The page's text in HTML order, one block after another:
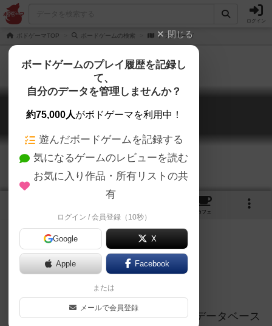
ログイン
ボドゲーマTOP ボードゲームの検索 ドラグサーガ
ドラグサーガ
Dragsaga
カフェ
ドラゴン バトルロイヤル
ご協力ください
このページは情報が不足しています。データベース
閉じる
ボードゲームのプレイ履歴を記録し
て、
自分のデータを管理しませんか？
約75,000人がボドゲーマを利用中！
遊んだボードゲームを記録する
気になるゲームのレビューを読む
お気に入り作品・所有リストの共
有
ログイン / 会員登録（10秒）
Google X
Apple Facebook
または
メールで会員登録